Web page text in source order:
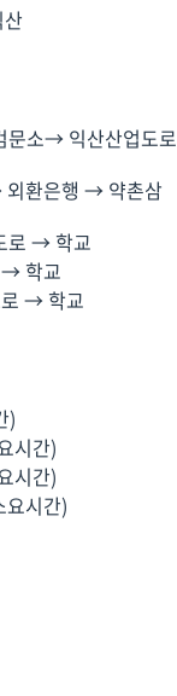
문소→ 익산산업도로
환은행 → 약촌삼
로 → 학교
학교
→ 학교
)
시간)
시간)
요시간)